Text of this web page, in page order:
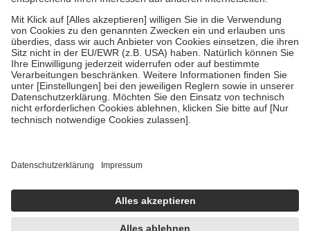
stärken und die besondere Stellung der Familie zu unterstützen,
fallenkeine Zuzahlungenan bei:
• Kindern und Jugendlichen bis zum vollendeten 18. Lebensjahr
mit Ausnahme der Fahrkosten
• Untersuchungen zur Vorsorge und Früherkennung, die von der
GKV getragen werden
• empfohlenen Schutzimpfungen
• Harn- und Blutteststreifen
getroffen, um sicherzustellen, dass es sich um echte Bewertungen
https://help.etrusted.com/hc/de/articles/4419944605341
Einige Bilder und Inhalte wurden unter Zuhilfenahme künstlicher